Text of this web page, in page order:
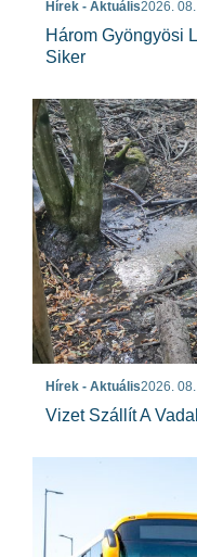
Hírek - Aktuális2026.
Három Gyöngyösi
Siker
Hírek - Aktuális2026.
Vizet Szállít A